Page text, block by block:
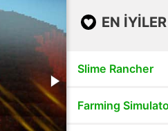
EN IYILER
Slime Rancher
Farming